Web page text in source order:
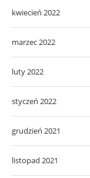
kwiecień 2022
marzec 2022
luty 2022
styczeń 2022
grudzień 2021
listopad 2021